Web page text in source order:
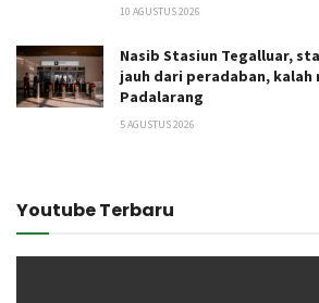
10 AGUSTUS 2026
Nasib Stasiun Tegalluar,
jauh dari peradaban, kalah
Padalarang
5 AGUSTUS 2026
Youtube Terbaru